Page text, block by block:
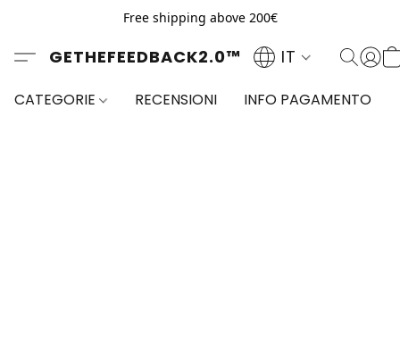
Free shipping above 200€
GETHEFEEDBACK2.0™ IT
CATEGORIE RECENSIONI INFO PAGAMENTO